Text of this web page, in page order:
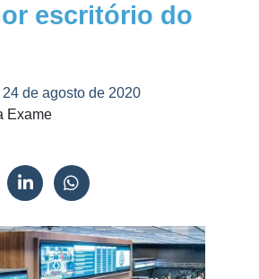
escritório do
24 de agosto de 2020
Exame